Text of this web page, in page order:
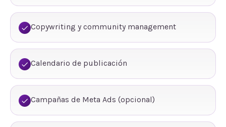
Copywriting y community management
Calendario de publicación
Campañas de Meta Ads (opcional)